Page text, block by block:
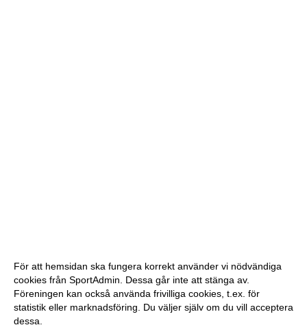
För att hemsidan ska fungera korrekt använder vi nödvändiga
cookies från SportAdmin. Dessa går inte att stänga av.
Föreningen kan också använda frivilliga cookies, t.ex. för
statistik eller marknadsföring. Du väljer själv om du vill acceptera
dessa.